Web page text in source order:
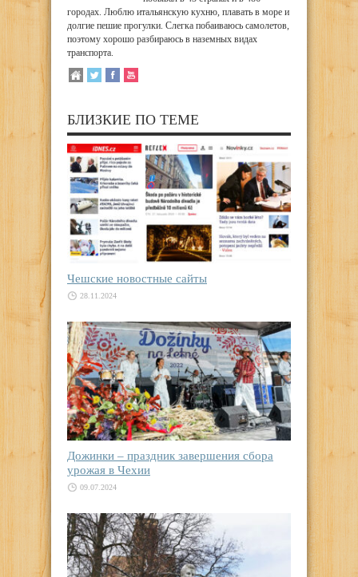
городах. Люблю итальянскую кухню, плавать в море и
долгие пешие прогулки. Слегка побаиваюсь самолетов,
поэтому хорошо разбираюсь в наземных видах
транспорта.
БЛИЗКИЕ ПО ТЕМЕ
Чешские новостные сайты
28.11.2024
Дожинки – праздник завершения сбора
урожая в Чехии
09.07.2024